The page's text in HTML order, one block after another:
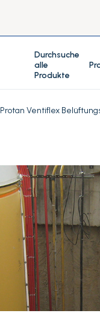
Durchsuche
alle
Produkte
Protan Ventiflex